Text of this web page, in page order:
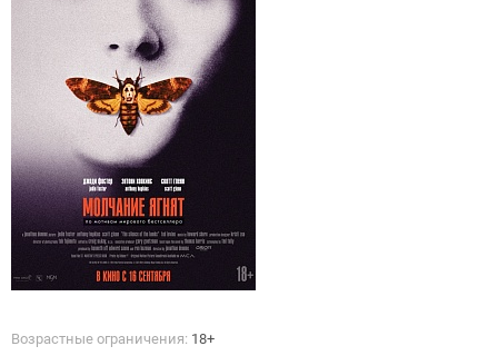
Возрастные ограничения: 18+